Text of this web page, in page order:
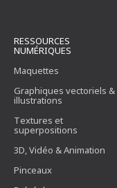
RESSOURCES
NUMÉRIQUES
Maquettes
Graphiques vectoriels &
illustrations
Textures et
superpositions
3D, Vidéo & Animation
Pinceaux